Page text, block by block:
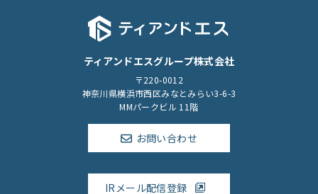
ティアンドエスグループ株式会社
〒220-0012
神奈川県横浜市西区みなとみらい3-6-3
MMパークビル 11階
お問い合わせ
IRメール配信登録